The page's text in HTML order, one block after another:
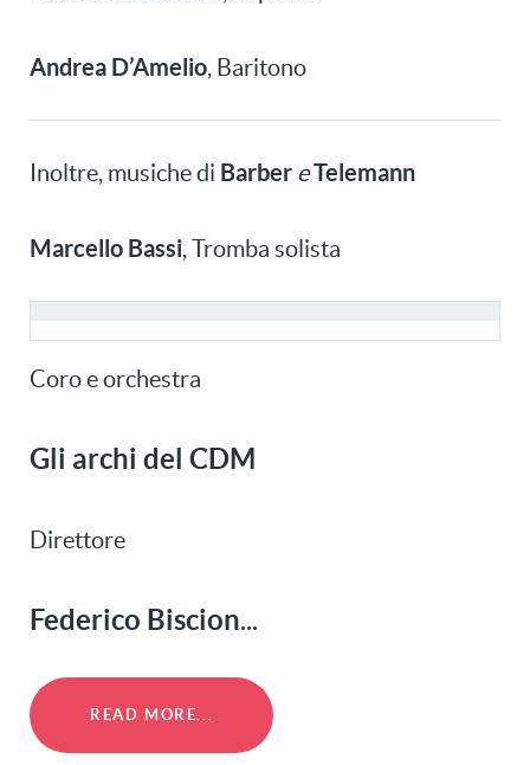
Andrea D’Amelio, Baritono
Inoltre, musiche di Barber eTelemann
Marcello Bassi, Tromba solista
Coro e orchestra
Gli archi del CDM
Direttore
Federico Biscion...
READ MORE...